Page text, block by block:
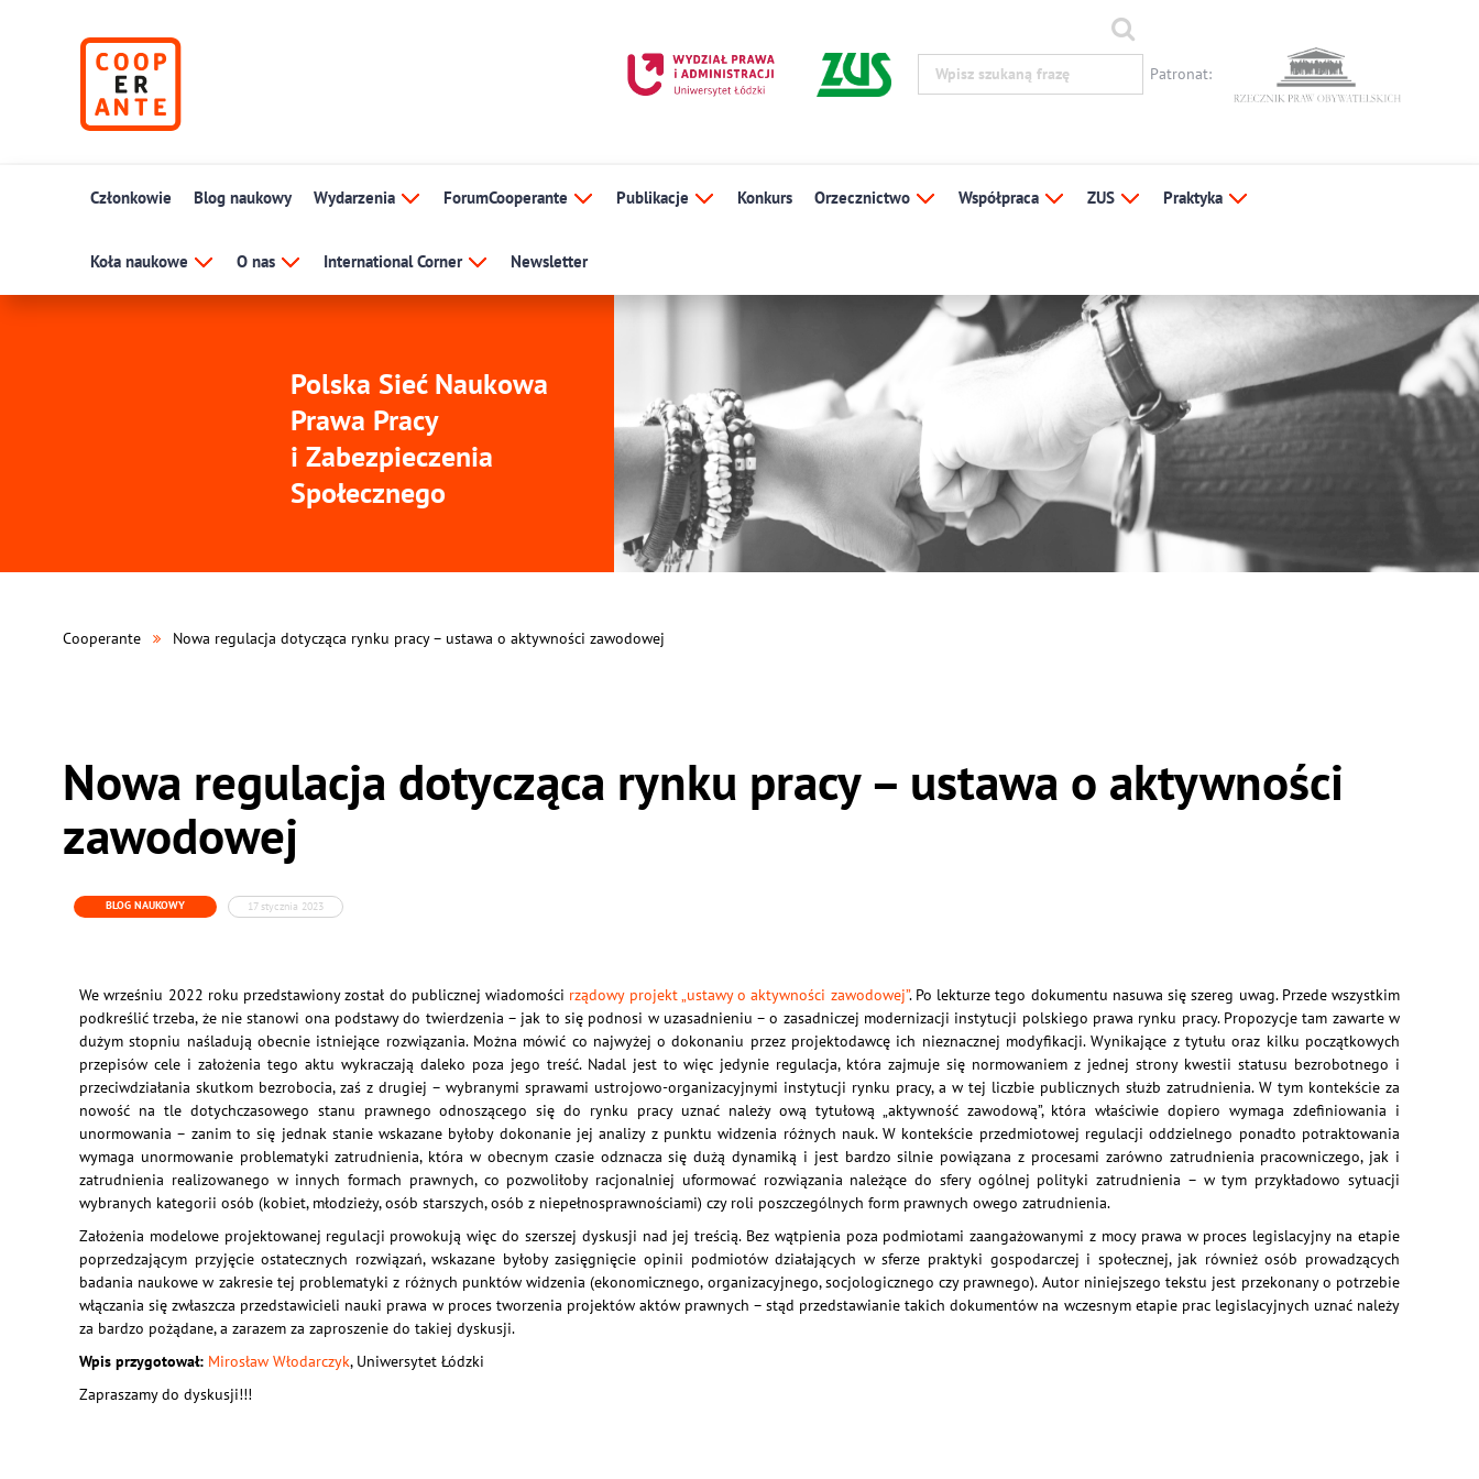
Patronat:
Członkowie Blog naukowy Wydarzenia ForumCooperante Publikacje Konkurs Orzecznictwo Współpraca ZUS Praktyka
Koła naukowe O nas International Corner Newsletter
Polska Sieć Naukowa
Prawa Pracy
i Zabezpieczenia
Społecznego
Cooperante Nowa regulacja dotycząca rynku pracy – ustawa o aktywności zawodowej
Nowa regulacja dotycząca rynku pracy – ustawa o aktywności
zawodowej
BLOG NAUKOWY 17 stycznia 2023
We wrześniu 2022 roku przedstawiony został do publicznej wiadomości rządowy projekt „ustawy o aktywności zawodowej”. Po lekturze tego dokumentu nasuwa się szereg uwag. Przede wszystkim
podkreślić trzeba, że nie stanowi ona podstawy do twierdzenia – jak to się podnosi w uzasadnieniu – o zasadniczej modernizacji instytucji polskiego prawa rynku pracy. Propozycje tam zawarte w
dużym stopniu naśladują obecnie istniejące rozwiązania. Można mówić co najwyżej o dokonaniu przez projektodawcę ich nieznacznej modyfikacji. Wynikające z tytułu oraz kilku początkowych
przepisów cele i założenia tego aktu wykraczają daleko poza jego treść. Nadal jest to więc jedynie regulacja, która zajmuje się normowaniem z jednej strony kwestii statusu bezrobotnego i
przeciwdziałania skutkom bezrobocia, zaś z drugiej – wybranymi sprawami ustrojowo-organizacyjnymi instytucji rynku pracy, a w tej liczbie publicznych służb zatrudnienia. W tym kontekście za
nowość na tle dotychczasowego stanu prawnego odnoszącego się do rynku pracy uznać należy ową tytułową „aktywność zawodową”, która właściwie dopiero wymaga zdefiniowania i
unormowania – zanim to się jednak stanie wskazane byłoby dokonanie jej analizy z punktu widzenia różnych nauk. W kontekście przedmiotowej regulacji oddzielnego ponadto potraktowania
wymaga unormowanie problematyki zatrudnienia, która w obecnym czasie odznacza się dużą dynamiką i jest bardzo silnie powiązana z procesami zarówno zatrudnienia pracowniczego, jak i
zatrudnienia realizowanego w innych formach prawnych, co pozwoliłoby racjonalniej uformować rozwiązania należące do sfery ogólnej polityki zatrudnienia – w tym przykładowo sytuacji
wybranych kategorii osób (kobiet, młodzieży, osób starszych, osób z niepełnosprawnościami) czy roli poszczególnych form prawnych owego zatrudnienia.
Założenia modelowe projektowanej regulacji prowokują więc do szerszej dyskusji nad jej treścią. Bez wątpienia poza podmiotami zaangażowanymi z mocy prawa w proces legislacyjny na etapie
poprzedzającym przyjęcie ostatecznych rozwiązań, wskazane byłoby zasięgnięcie opinii podmiotów działających w sferze praktyki gospodarczej i społecznej, jak również osób prowadzących
badania naukowe w zakresie tej problematyki z różnych punktów widzenia (ekonomicznego, organizacyjnego, socjologicznego czy prawnego). Autor niniejszego tekstu jest przekonany o potrzebie
włączania się zwłaszcza przedstawicieli nauki prawa w proces tworzenia projektów aktów prawnych – stąd przedstawianie takich dokumentów na wczesnym etapie prac legislacyjnych uznać należy
za bardzo pożądane, a zarazem za zaproszenie do takiej dyskusji.
Wpis przygotował: Mirosław Włodarczyk, Uniwersytet Łódzki
Zapraszamy do dyskusji!!!